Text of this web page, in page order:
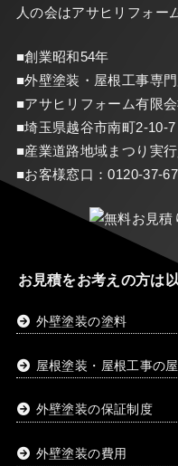
人の会はアサヒリフォー
■創業昭和54年
■外壁塗装・屋根工事専
■アサヒリフォーム有限
■埼玉県越谷市南町2-10-7
■産業道路地域まつり実
■お客様窓口：0120-37-
お見積をお考えの方は
外壁塗装の塗料
屋根塗装・屋根工事の
外壁塗装の保証制度
外壁塗装の費用